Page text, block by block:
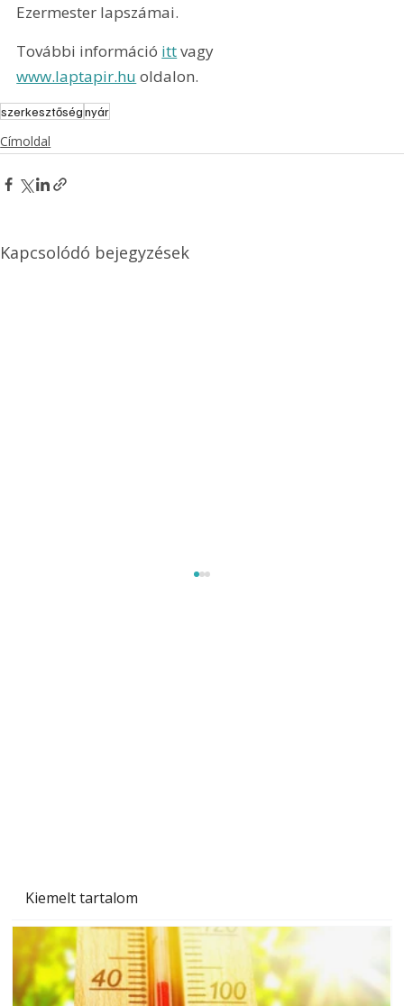
Kiemelt tartalom
Ezermester lapszámai.
További információ itt vagy
www.laptapir.hu oldalon.
szerkesztőségnyár
Címoldal
Kapcsolódó bejegyzések